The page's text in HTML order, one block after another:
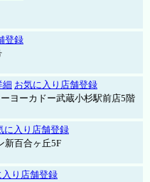
登録
細 お気に入り店舗登録
ヨーカドー武蔵小杉駅前店5階
に入り店舗登録
新百合ヶ丘5F
入り店舗登録